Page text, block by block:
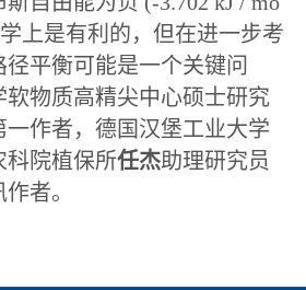
上是有利的，但在进一步考
平衡可能是一个关键问
软物质高精尖中心硕士研究
一作者，德国汉堡工业大学
科院植保所任杰助理研究员
者。